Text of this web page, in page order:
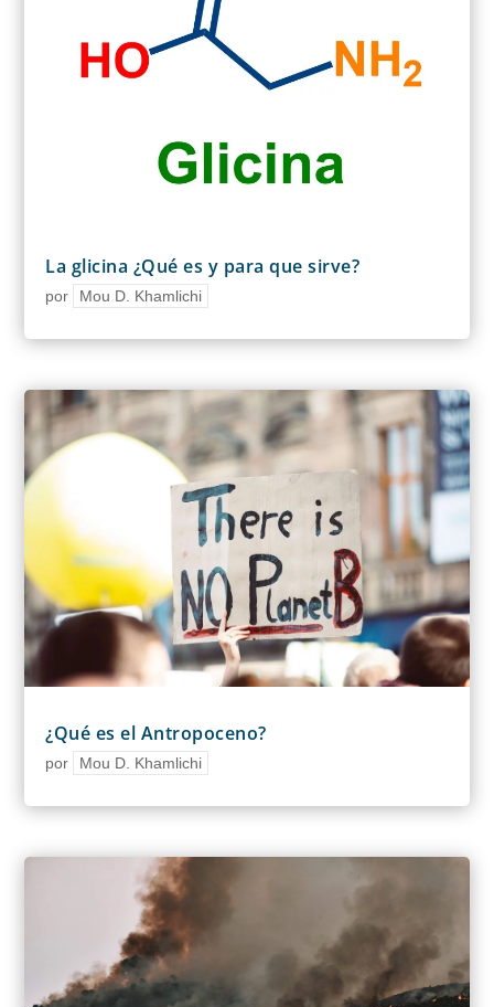
La glicina ¿Qué es y para que sirve?
por Mou D. Khamlichi
¿Qué es el Antropoceno?
por Mou D. Khamlichi